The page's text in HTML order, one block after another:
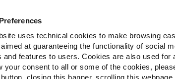
uses technical cookies to make browsing
at guaranteeing the functionality of social
and features to users. Cookies are also used
your consent to all or some of the cookies,
Produits Companion for Life